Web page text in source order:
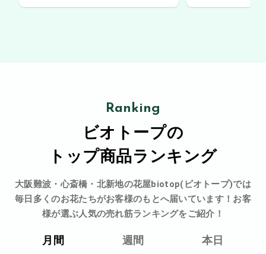
Ranking
ビオトープの
トップ商品ランキング
大阪難波・心斎橋・北新地の花屋biotop(ビオトープ)では
毎日多くのお花たちがお客様のもとへ届いています！お客
様が選ぶ人気の売れ筋ランキングをご紹介！
月間 週間 本日